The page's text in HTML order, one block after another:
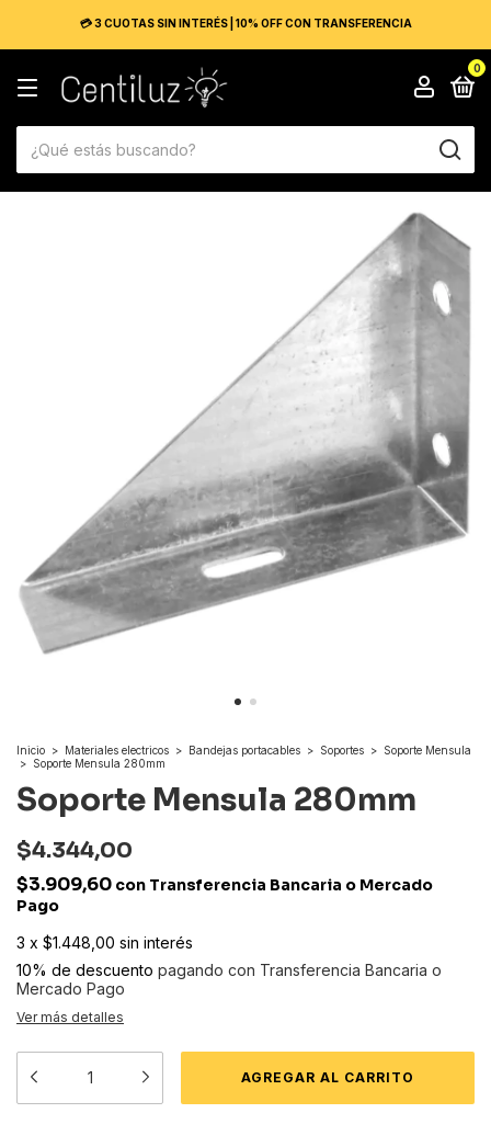
💳 3 CUOTAS SIN INTERÉS | 10% OFF CON TRANSFERENCIA
0
Inicio > Materiales electricos > Bandejas portacables > Soportes > Soporte Mensula
> Soporte Mensula 280mm
Soporte Mensula 280mm
$4.344,00
$3.909,60 con Transferencia Bancaria o Mercado
Pago
3 x $1.448,00 sin interés
10% de descuento pagando con Transferencia Bancaria o
Mercado Pago
Ver más detalles